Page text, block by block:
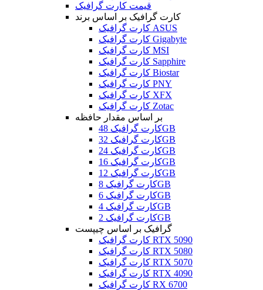
قیمت کارت گرافیک
کارت گرافیک بر اساس برند
کارت گرافیک ASUS
کارت گرافیک Gigabyte
کارت گرافیک MSI
کارت گرافیک Sapphire
کارت گرافیک Biostar
کارت گرافیک PNY
کارت گرافیک XFX
کارت گرافیک Zotac
بر اساس مقدار حافظه
کارت گرافیک 48GB
کارت گرافیک 32GB
کارت گرافیک 24GB
کارت گرافیک 16GB
کارت گرافیک 12GB
کارت گرافیک 8GB
کارت گرافیک 6GB
کارت گرافیک 4GB
کارت گرافیک 2GB
گرافیک بر اساس چیپست
کارت گرافیک RTX 5090
کارت گرافیک RTX 5080
کارت گرافیک RTX 5070
کارت گرافیک RTX 4090
کارت گرافیک RX 6700